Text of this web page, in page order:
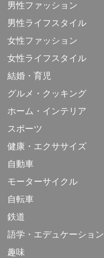
男性ファッション
男性ライフスタイル
女性ファッション
女性ライフスタイル
結婚・育児
グルメ・クッキング
ホーム・インテリア
スポーツ
健康・エクササイズ
自動車
モーターサイクル
自転車
鉄道
語学・エデュケーション
趣味